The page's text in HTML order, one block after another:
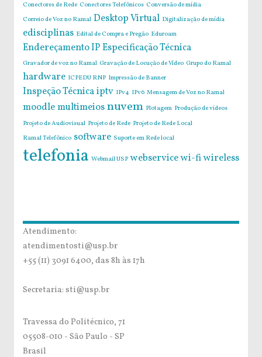
Conectores de Rede Conectores Telefônicos Conversão de mídia
Correio de Voz no Ramal Desktop Virtual Digitalização de mídia
edisciplinas Edital de Compra e Pregão Eduroam
Endereçamento IPEspecificação Técnica
Gravador de voz no Ramal Gravação de Locução de Vídeo Grupo do Ramal
hardware ICPEDU RNP Impressão de Banner
Inspeção Técnicaiptv IPv4 IPv6 Mensagem de Voz no Ramal
moodlemultimeiosnuvem Plotagem Produção de vídeos
Projeto de Audiovisual Projeto de Rede Projeto de Rede Local
Ramal Telefônico software Suporte em Rede local
telefonia Webmail USP webservicewi-fiwireless
Atendimento:
atendimentosti@usp.br
+55 (11) 3091 6400, das 8h às 17h
Secretaria: sti@usp.br
Travessa do Politécnico, 71
05508-010 - São Paulo - SP
Brasil